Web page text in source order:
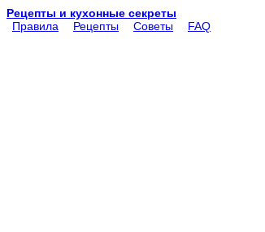
Рецепты и кухонные секреты
Правила
Рецепты Советы FAQ